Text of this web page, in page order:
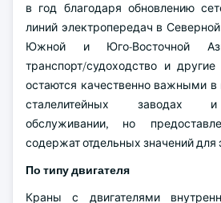
в год благодаря обновлению
линий электропередач в
Южной и Юго-Восточной
транспорт/судоходство и
остаются качественно важными в
сталелитейных заводах
обслуживании, но
содержат отдельных значений для
По типу двигателя
Краны с двигателями